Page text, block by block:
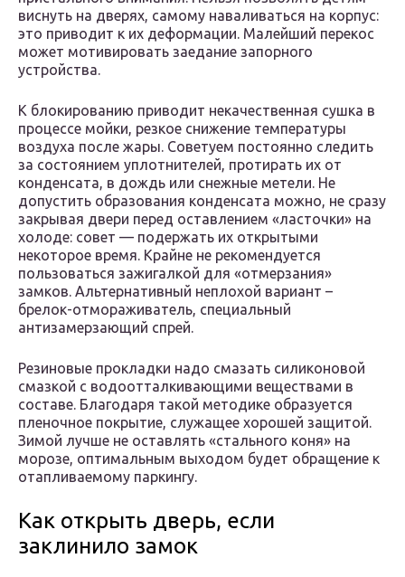
виснуть на дверях, самому наваливаться на корпус:
это приводит к их деформации. Малейший перекос
может мотивировать заедание запорного
устройства.
К блокированию приводит некачественная сушка в
процессе мойки, резкое снижение температуры
воздуха после жары. Советуем постоянно следить
за состоянием уплотнителей, протирать их от
конденсата, в дождь или снежные метели. Не
допустить образования конденсата можно, не сразу
закрывая двери перед оставлением «ласточки» на
холоде: совет — подержать их открытыми
некоторое время. Крайне не рекомендуется
пользоваться зажигалкой для «отмерзания»
замков. Альтернативный неплохой вариант –
брелок-отмораживатель, специальный
антизамерзающий спрей.
Резиновые прокладки надо смазать силиконовой
смазкой с водоотталкивающими веществами в
составе. Благодаря такой методике образуется
пленочное покрытие, служащее хорошей защитой.
Зимой лучше не оставлять «стального коня» на
морозе, оптимальным выходом будет обращение к
отапливаемому паркингу.
Как открыть дверь, если
заклинило замок